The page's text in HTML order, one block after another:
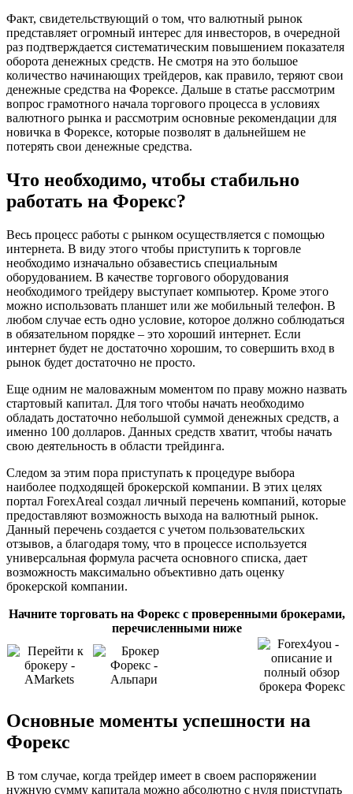
Факт, свидетельствующий о том, что валютный рынок
представляет огромный интерес для инвесторов, в очередной
раз подтверждается систематическим повышением показателя
оборота денежных средств. Не смотря на это большое
количество начинающих трейдеров, как правило, теряют свои
денежные средства на Форексе. Дальше в статье рассмотрим
вопрос грамотного начала торгового процесса в условиях
валютного рынка и рассмотрим основные рекомендации для
новичка в Форексе, которые позволят в дальнейшем не
потерять свои денежные средства.
Что необходимо, чтобы стабильно
работать на Форекс?
Весь процесс работы с рынком осуществляется с помощью
интернета. В виду этого чтобы приступить к торговле
необходимо изначально обзавестись специальным
оборудованием. В качестве торгового оборудования
необходимого трейдеру выступает компьютер. Кроме этого
можно использовать планшет или же мобильный телефон. В
любом случае есть одно условие, которое должно соблюдаться
в обязательном порядке – это хороший интернет. Если
интернет будет не достаточно хорошим, то совершить вход в
рынок будет достаточно не просто.
Еще одним не маловажным моментом по праву можно назвать
стартовый капитал. Для того чтобы начать необходимо
обладать достаточно небольшой суммой денежных средств, а
именно 100 долларов. Данных средств хватит, чтобы начать
свою деятельность в области трейдинга.
Следом за этим пора приступать к процедуре выбора
наиболее подходящей брокерской компании. В этих целях
портал ForexAreal создал личный перечень компаний, которые
предоставляют возможность выхода на валютный рынок.
Данный перечень создается с учетом пользовательских
отзывов, а благодаря тому, что в процессе используется
универсальная формула расчета основного списка, дает
возможность максимально объективно дать оценку
брокерской компании.
Начните торговать на Форекс с проверенными брокерами,
перечисленными ниже
Основные моменты успешности на
Форекс
В том случае, когда трейдер имеет в своем распоряжении
нужную сумму капитала можно абсолютно с нуля приступать